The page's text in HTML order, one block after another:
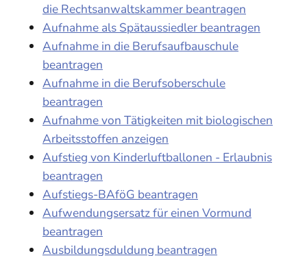
die Rechtsanwaltskammer beantragen
Aufnahme als Spätaussiedler beantragen
Aufnahme in die Berufsaufbauschule
beantragen
Aufnahme in die Berufsoberschule
beantragen
Aufnahme von Tätigkeiten mit biologischen
Arbeitsstoffen anzeigen
Aufstieg von Kinderluftballonen - Erlaubnis
beantragen
Aufstiegs-BAföG beantragen
Aufwendungsersatz für einen Vormund
beantragen
Ausbildungsduldung beantragen